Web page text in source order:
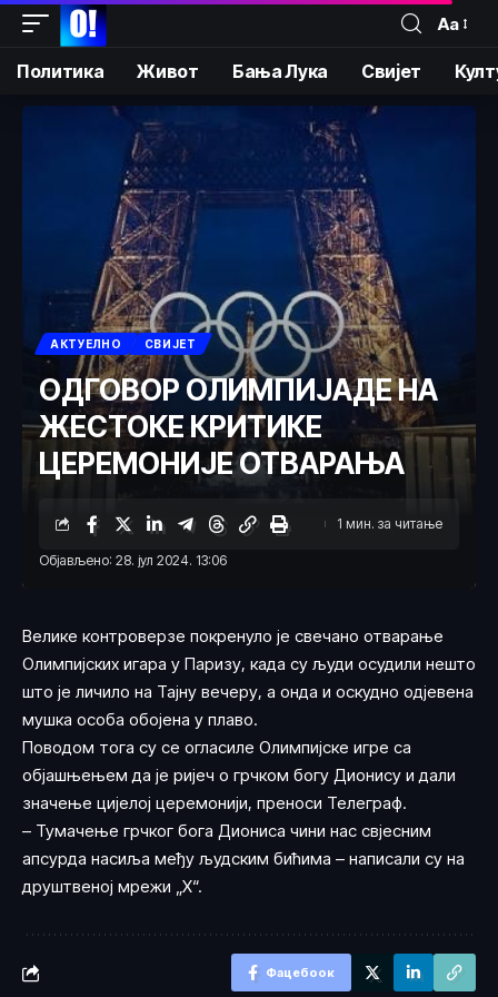
Аа
Политика Живот Бања Лука Свијет
АКТУЕЛНО СВИЈЕТ
ОДГОВОР ОЛИМПИЈАДЕ НА
ЖЕСТОКЕ КРИТИКЕ
ЦЕРЕМОНИЈЕ ОТВАРАЊА
Објављено: 28. јул 2024. 13:06
1 мин. за читање
Велике контроверзе покренуло је свечано отварање
Олимпијских игара у Паризу, када су људи осудили нешто
што је личило на Тајну вечеру, а онда и оскудно одјевена
мушка особа обојена у плаво.
Поводом тога су се огласиле Олимпијске игре са
објашњењем да је ријеч о грчком богу Дионису и дали
значење цијелој церемонији, преноси Телеграф.
– Тумачење грчког бога Диониса чини нас свјесним
апсурда насиља међу људским бићима – написали су на
друштвеној мрежи „X“.
Фацебоок